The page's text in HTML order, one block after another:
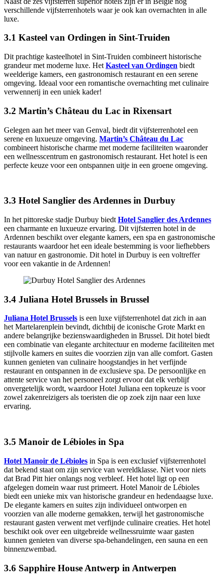
verschillende vijfsterrenhotels waar je ook kan overnachten in alle
luxe.
3.1 Kasteel van Ordingen in Sint-Truiden
Dit prachtige kasteelhotel in Sint-Truiden combineert historische
grandeur met moderne luxe. Het Kasteel van Ordingen biedt
weelderige kamers, een gastronomisch restaurant en een serene
omgeving. Ideaal voor een romantische overnachting met culinaire
verwennerij in een uniek kader!
3.2 Martin’s Château du Lac in Rixensart
Gelegen aan het meer van Genval, biedt dit vijfsterrenhotel een
serene en luxueuze omgeving. Martin’s Château du Lac
combineert historische charme met moderne faciliteiten waaronder
een wellnesscentrum en gastronomisch restaurant. Het hotel is een
perfecte keuze voor een ontspannen uitje in een groene omgeving.
3.3 Hotel Sanglier des Ardennes in Durbuy
In het pittoreske stadje Durbuy biedt Hotel Sanglier des Ardennes
een charmante en luxueuze ervaring. Dit vijfsterren hotel in de
Ardennen beschikt over elegante kamers, een spa en gastronomische
restaurants waardoor het een ideale bestemming is voor liefhebbers
van natuur en gastronomie. Dit hotel in Durbuy is een voltreffer
voor een vakantie in de Ardennen!
3.4 Juliana Hotel Brussels in Brussel
Juliana Hotel Brussels is een luxe vijfsterrenhotel dat zich in aan
het Martelarenplein bevindt, dichtbij de iconische Grote Markt en
andere belangrijke bezienswaardigheden in Brussel. Dit hotel biedt
een combinatie van elegante architectuur en moderne faciliteiten met
stijlvolle kamers en suites die voorzien zijn van alle comfort. Gasten
kunnen genieten van culinaire hoogstandjes in het verfijnde
restaurant en ontspannen in de exclusieve spa. De persoonlijke en
attente service van het personeel zorgt ervoor dat elk verblijf
onvergetelijk wordt, waardoor Hotel Juliana een topkeuze is voor
zowel zakenreizigers als toeristen die op zoek zijn naar een luxe
ervaring.
3.5 Manoir de Lébioles in Spa
Hotel Manoir de Lébioles in Spa is een exclusief vijfsterrenhotel
dat bekend staat om zijn service van wereldklasse. Niet voor niets
dat Brad Pitt hier onlangs nog verbleef. Het hotel ligt op een
afgelegen domein waar rust primeert. Hotel Manoir de Lébioles
biedt een unieke mix van historische grandeur en hedendaagse luxe.
De elegante kamers en suites zijn individueel ontworpen en
voorzien van alle moderne gemakken, terwijl het gastronomische
restaurant gasten verwent met verfijnde culinaire creaties. Het hotel
beschikt ook over een uitgebreide wellnessruimte waar gasten
kunnen genieten van diverse spa-behandelingen, een sauna en een
binnenzwembad.
3.6 Sapphire House Antwerp in Antwerpen